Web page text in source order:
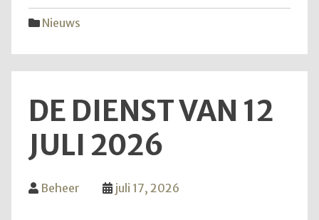
Nieuws
DE DIENST VAN 12
JULI 2026
Beheer juli 17, 2026